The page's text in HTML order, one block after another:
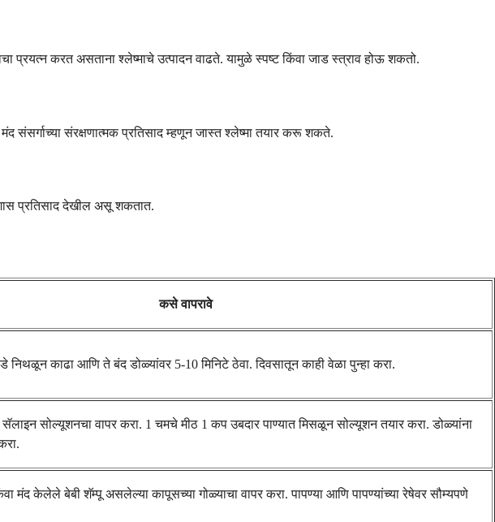
प्रयत्न करत असताना श्लेष्माचे उत्पादन वाढते. यामुळे स्पष्ट किंवा जाड स्त्राव होऊ शकतो.
संसर्गाच्या संरक्षणात्मक प्रतिसाद म्हणून जास्त श्लेष्मा तयार करू शकते.
प्रतिसाद देखील असू शकतात.
कसे वापरावे
निथळून काढा आणि ते बंद डोळ्यांवर 5-10 मिनिटे ठेवा. दिवसातून काही वेळा पुन्हा करा.
सॅलाइन सोल्यूशनचा वापर करा. 1 चमचे मीठ 1 कप उबदार पाण्यात मिसळून सोल्यूशन तयार करा. डोळ्यांना
मंद केलेले बेबी शॅम्पू असलेल्या कापूसच्या गोळ्याचा वापर करा. पापण्या आणि पापण्यांच्या रेषेवर सौम्यपणे